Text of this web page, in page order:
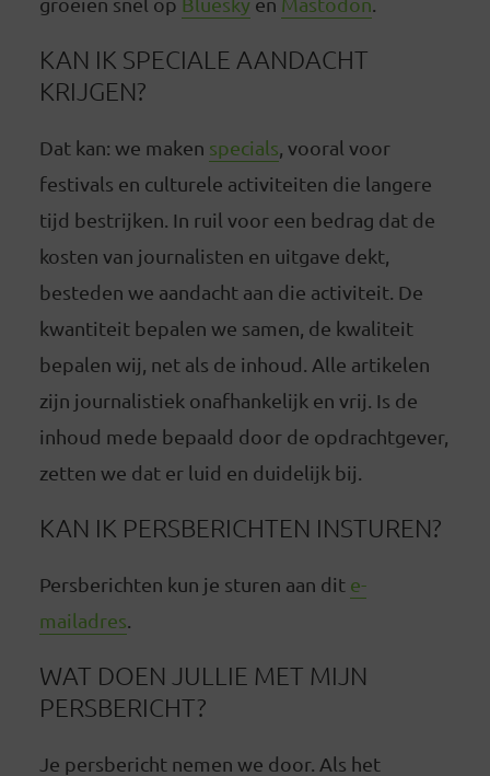
KAN IK SPECIALE AANDACHT
KRIJGEN?
Dat kan: we maken specials , vooral voor
festivals en culturele activiteiten die langere
tijd bestrijken. In ruil voor een bedrag dat de
kosten van journalisten en uitgave dekt,
besteden we aandacht aan die activiteit. De
kwantiteit bepalen we samen, de kwaliteit
bepalen wij, net als de inhoud. Alle artikelen
zijn journalistiek onafhankelijk en vrij. Is de
inhoud mede bepaald door de opdrachtgever,
zetten we dat er luid en duidelijk bij.
KAN IK PERSBERICHTEN INSTUREN?
Persberichten kun je sturen aan dit e-
mailadres
WAT DOEN JULLIE MET MIJN
PERSBERICHT?
Je persbericht nemen we door. Als het